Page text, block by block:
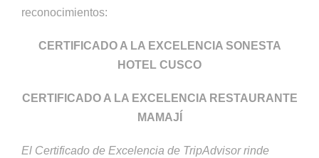
reconocimientos:
CERTIFICADO A LA EXCELENCIA SONESTA
HOTEL CUSCO
CERTIFICADO A LA EXCELENCIA RESTAURANTE
MAMAJÍ
El Certificado de Excelencia de TripAdvisor rinde